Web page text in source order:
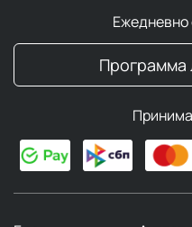
Ежедневно
Программа